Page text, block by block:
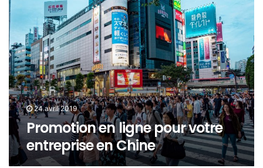
24 avril 2019
Promotion en ligne pour votre
entreprise en Chine